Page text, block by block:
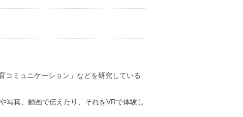
コミュニケーション」などを研究している
写真、動画で伝えたり、それをVRで体験し